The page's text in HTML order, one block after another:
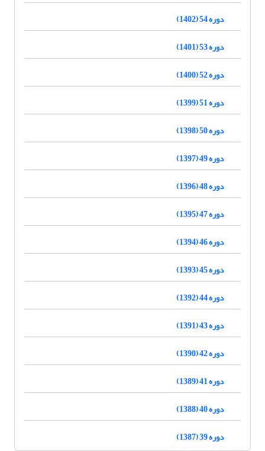
دوره 54 (1402)
دوره 53 (1401)
دوره 52 (1400)
دوره 51 (1399)
دوره 50 (1398)
دوره 49 (1397)
دوره 48 (1396)
دوره 47 (1395)
دوره 46 (1394)
دوره 45 (1393)
دوره 44 (1392)
دوره 43 (1391)
دوره 42 (1390)
دوره 41 (1389)
دوره 40 (1388)
دوره 39 (1387)